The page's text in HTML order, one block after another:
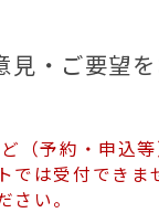
見・ご要望
（予約・申込等
では受付できま
さい。